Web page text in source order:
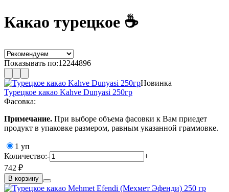
Какао турецкое ☕
Показывать по:12244896
Новинка
Турецкое какао Kahve Dunyasi 250гр
Фасовка:
Примечание. При выборе объема фасовки к Вам приедет
продукт в упаковке размером, равным указанной граммовке.
1 уп
Количество:-
+
742 ₽
В корзину